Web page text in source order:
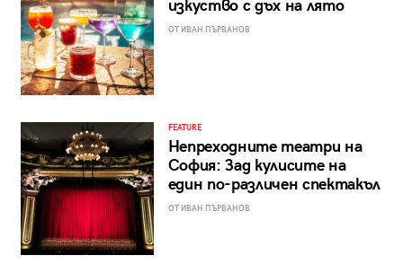
изкуство с дъх на лято
ОТ ИВАН ПЪРВАНОВ
FEATURE
Непреходните театри на
София: Зад кулисите на
един по-различен спектакъл
ОТ ИВАН ПЪРВАНОВ